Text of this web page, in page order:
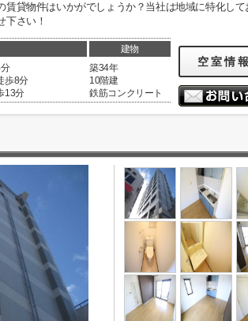
貸物件はいかがでしょうか？当社は地域に特化して
下さい！
建物
歩8分
13分
築34年
10階建
鉄筋コンクリート
空室情